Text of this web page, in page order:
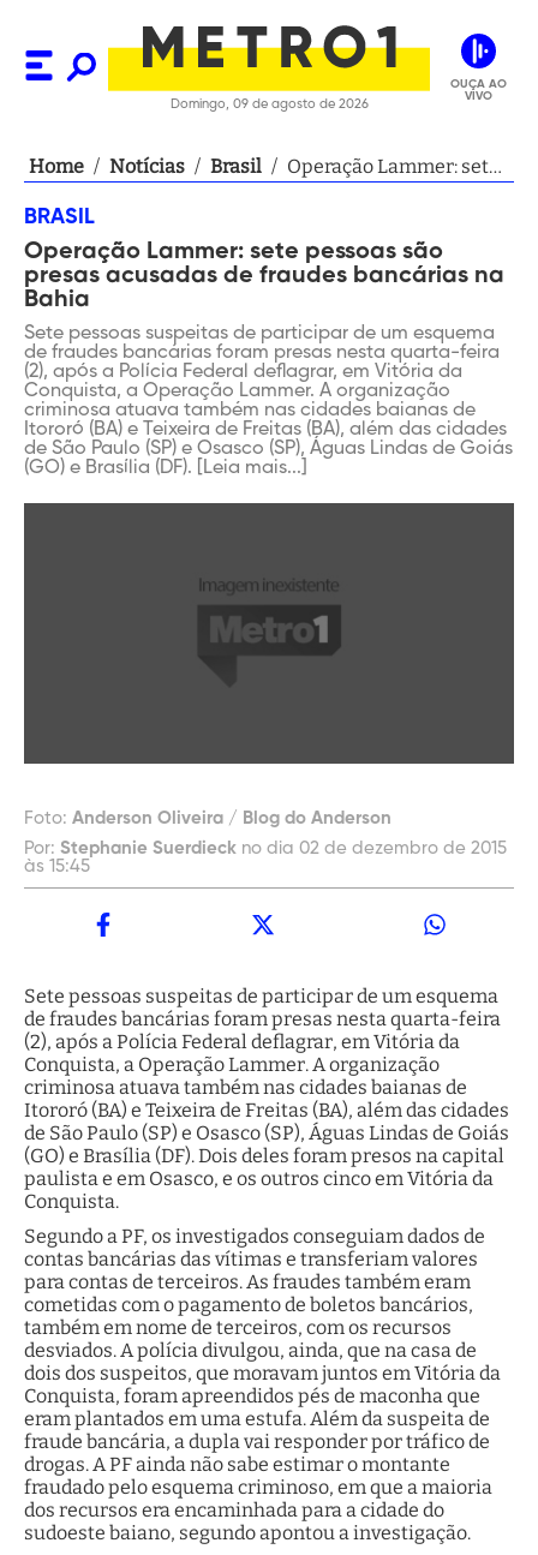
Domingo, 09 de agosto de 2026
OUÇA AO
VIVO
Home / Notícias / Brasil / Operação Lammer: sete
bancárias na Bahia
BRASIL
Operação Lammer: sete pessoas são
presas acusadas de fraudes bancárias na
Bahia
Sete pessoas suspeitas de participar de um esquema
de fraudes bancárias foram presas nesta quarta-feira
(2), após a Polícia Federal deflagrar, em Vitória da
Conquista, a Operação Lammer. A organização
criminosa atuava também nas cidades baianas de
Itororó (BA) e Teixeira de Freitas (BA), além das cidades
de São Paulo (SP) e Osasco (SP), Águas Lindas de Goiás
(GO) e Brasília (DF). [Leia mais...]
Foto: Anderson Oliveira / Blog do Anderson
Por: Stephanie Suerdieck no dia 02 de dezembro de 2015
às 15:45
Sete pessoas suspeitas de participar de um esquema
de fraudes bancárias foram presas nesta quarta-feira
(2), após a Polícia Federal deflagrar, em Vitória da
Conquista, a Operação Lammer. A organização
criminosa atuava também nas cidades baianas de
Itororó (BA) e Teixeira de Freitas (BA), além das cidades
de São Paulo (SP) e Osasco (SP), Águas Lindas de Goiás
(GO) e Brasília (DF). Dois deles foram presos na capital
paulista e em Osasco, e os outros cinco em Vitória da
Conquista.
Segundo a PF, os investigados conseguiam dados de
contas bancárias das vítimas e transferiam valores
para contas de terceiros. As fraudes também eram
cometidas com o pagamento de boletos bancários,
também em nome de terceiros, com os recursos
desviados. A polícia divulgou, ainda, que na casa de
dois dos suspeitos, que moravam juntos em Vitória da
Conquista, foram apreendidos pés de maconha que
eram plantados em uma estufa. Além da suspeita de
fraude bancária, a dupla vai responder por tráfico de
drogas. A PF ainda não sabe estimar o montante
fraudado pelo esquema criminoso, em que a maioria
dos recursos era encaminhada para a cidade do
sudoeste baiano, segundo apontou a investigação.